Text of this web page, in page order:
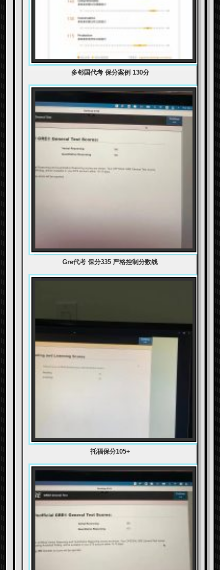
多邻国代考 保分案例 130分
Gre代考 保分335 严格控制分数线
托福保分105+